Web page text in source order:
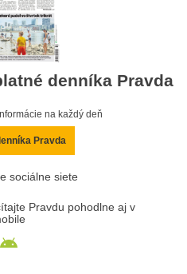
denníka Pravda
na každý deň
Pravda
sociálne siete
Pravdu pohodlne aj v